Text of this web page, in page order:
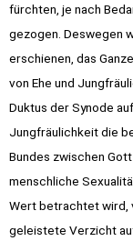
fürchten, je nach
gezogen. Deswegen
erschienen, das
von Ehe und
Duktus der Synode
Jungfräulichkeit die
Bundes zwischen
menschliche
Wert betrachtet wird,
geleistete Verzicht